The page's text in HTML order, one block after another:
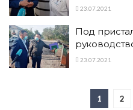
23.07.2021
Под
23.07.2021
1 2